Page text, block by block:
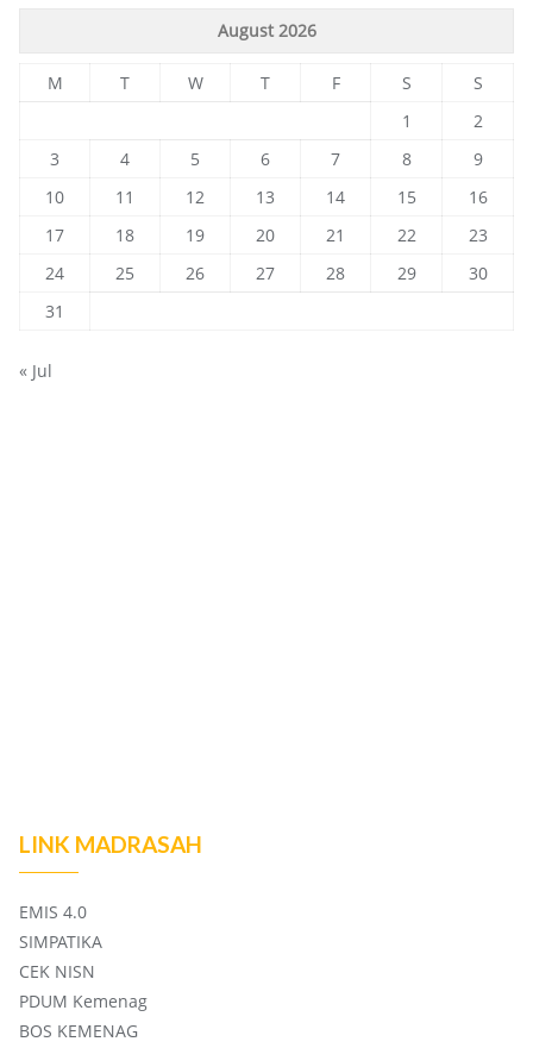
August 2026
M T W T F S
S
1
2
3
4 5 6 7 8
9
10
11 12 13 14 15
16
17
18 19 20 21 22
23
24
25 26 27 28 29
30
31
« Jul
LINK MADRASAH
EMIS 4.0
SIMPATIKA
CEK NISN
PDUM Kemenag
BOS KEMENAG